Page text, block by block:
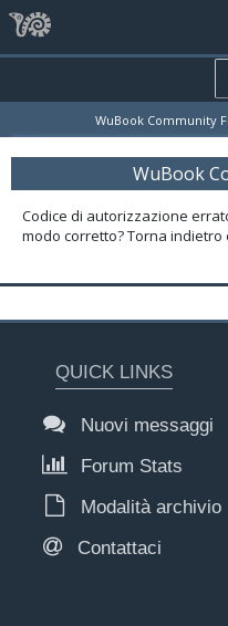
WuBook Community
WuBook
Codice di autorizzazione
modo corretto? Torna indietro
QUICK LINKS
Nuovi messaggi
Forum Stats
Modalità archivio
Contattaci